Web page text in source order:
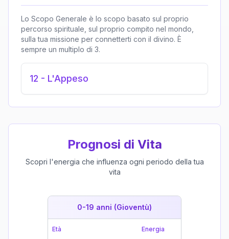
Lo Scopo Generale è lo scopo basato sul proprio
percorso spirituale, sul proprio compito nel mondo,
sulla tua missione per connetterti con il divino. È
sempre un multiplo di 3.
12 - L'Appeso
Prognosi di Vita
Scopri l'energia che influenza ogni periodo della tua
vita
0-19 anni (Gioventù)
Età Energia